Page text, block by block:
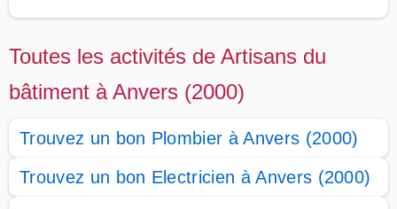
Toutes les activités de Artisans du
bâtiment à Anvers (2000)
Trouvez un bon Plombier à Anvers (2000)
Trouvez un bon Electricien à Anvers (2000)